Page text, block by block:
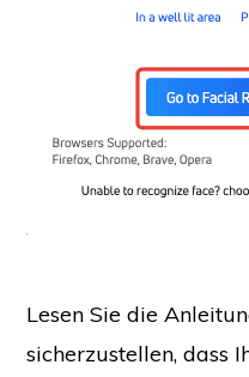
Lesen Sie die
sicherzustellen, dass